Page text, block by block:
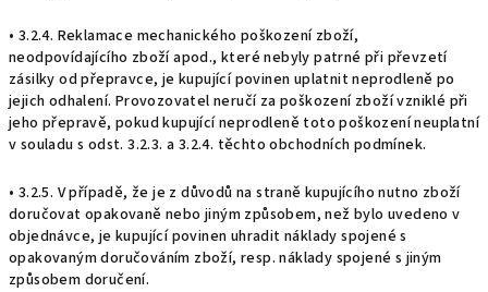
• 3.2.4. Reklamace mechanického poškození zboží,
neodpovídajícího zboží apod., které nebyly patrné při převzetí
zásilky od přepravce, je kupující povinen uplatnit neprodleně po
jejich odhalení. Provozovatel neručí za poškození zboží vzniklé při
jeho přepravě, pokud kupující neprodleně toto poškození neuplatní
v souladu s odst. 3.2.3. a 3.2.4. těchto obchodních podmínek.
• 3.2.5. V případě, že je z důvodů na straně kupujícího nutno zboží
doručovat opakovaně nebo jiným způsobem, než bylo uvedeno v
objednávce, je kupující povinen uhradit náklady spojené s
opakovaným doručováním zboží, resp. náklady spojené s jiným
způsobem doručení.